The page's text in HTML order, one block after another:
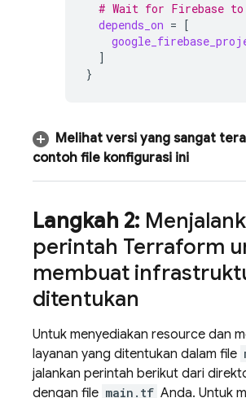
# Wait for Firebase
depends_on = [
]
}
Melihat versi yang sangat
contoh file konfigurasi ini
Langkah 2:
perintah Terraform
membuat
ditentukan
Untuk menyediakan resource dan
layanan yang ditentukan dalam file
jalankan perintah berikut dari
dengan file main.tf Anda. Untuk